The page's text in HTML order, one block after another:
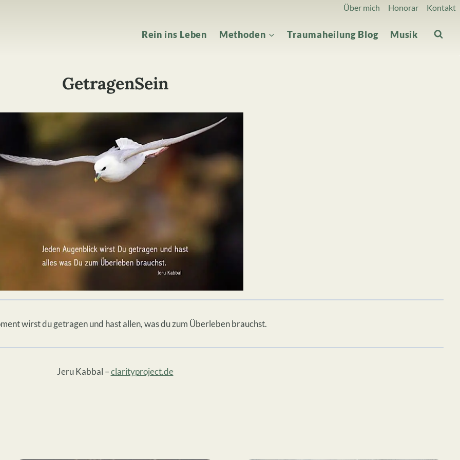
Über mich Honorar Kontakt
Rein ins Leben Methoden Traumaheilung Blog Musik
GetragenSein
wirst du getragen und hast allen, was du zum Überleben brauchst.
Jeru Kabbal –clarityproject.de